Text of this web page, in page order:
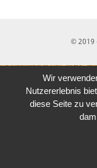
© 2019
Wir
Nutzererlebnis
diese Seite zu